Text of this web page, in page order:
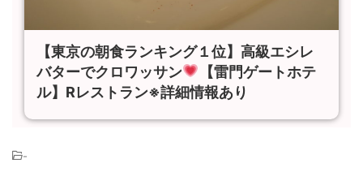
【東京の朝食ランキング１位】高級エシレ
バターでクロワッサン
【雷門ゲートホテ
ル】Rレストラン※詳細情報あり
-